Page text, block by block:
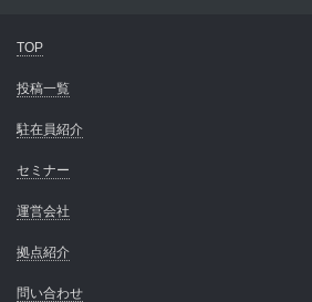
TOP
投稿一覧
駐在員紹介
セミナー
運営会社
拠点紹介
問い合わせ